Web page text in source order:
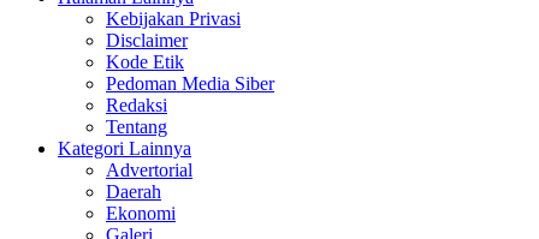
Kebijakan Privasi
Disclaimer
Kode Etik
Pedoman Media Siber
Redaksi
Tentang
Kategori Lainnya
Advertorial
Daerah
Ekonomi
Galeri